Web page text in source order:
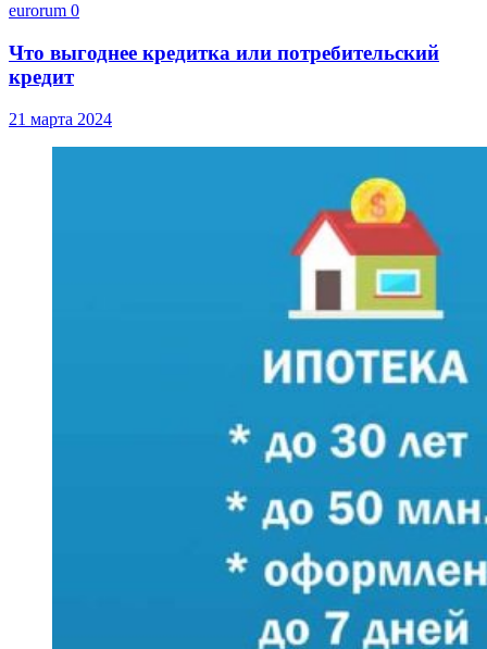
eurorum 0
Что выгоднее кредитка или потребительский
кредит
21 марта 2024